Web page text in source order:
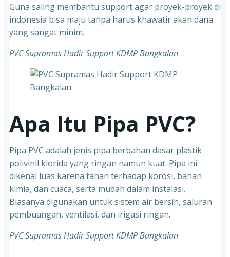
Guna saling membantu support agar proyek-proyek di
indonesia bisa maju tanpa harus khawatir akan dana
yang sangat minim.
PVC Supramas Hadir Support KDMP Bangkalan
Apa Itu Pipa PVC?
Pipa PVC adalah jenis pipa berbahan dasar plastik
polivinil klorida yang ringan namun kuat. Pipa ini
dikenal luas karena tahan terhadap korosi, bahan
kimia, dan cuaca, serta mudah dalam instalasi.
Biasanya digunakan untuk sistem air bersih, saluran
pembuangan, ventilasi, dan irigasi ringan.
PVC Supramas Hadir Support KDMP Bangkalan